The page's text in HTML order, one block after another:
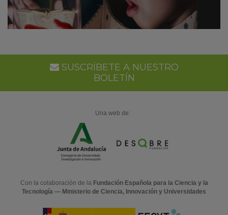
SUSCRÍBETE A NUESTRO
BOLETÍN
Una web de:
Con la colaboración de la Fundación Española para la Ciencia y la
Tecnología — Ministerio de Ciencia, Innovación y Universidades